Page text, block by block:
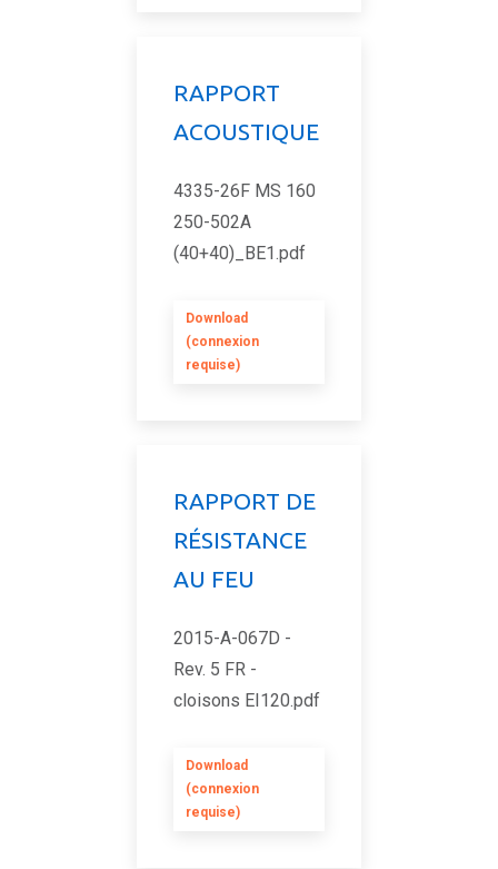
RAPPORT
ACOUSTIQUE
4335-26F MS 160
250-502A
(40+40)_BE1.pdf
Download
(connexion
requise)
RAPPORT DE
RÉSISTANCE
AU FEU
2015-A-067D -
Rev. 5 FR -
cloisons EI120.pdf
Download
(connexion
requise)